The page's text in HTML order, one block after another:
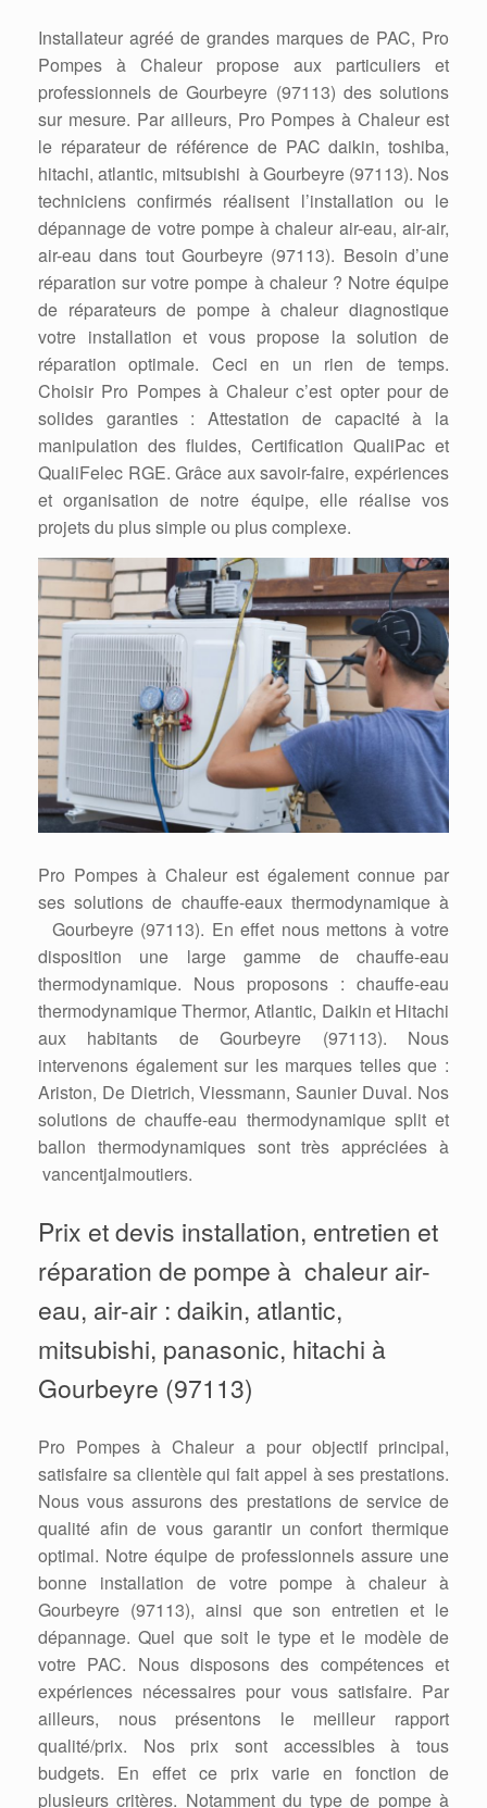
Installateur agréé de grandes marques de PAC, Pro
Pompes à Chaleur propose aux particuliers et
professionnels de Gourbeyre (97113) des solutions
sur mesure. Par ailleurs, Pro Pompes à Chaleur est
le réparateur de référence de PAC daikin, toshiba,
hitachi, atlantic, mitsubishi à Gourbeyre (97113). Nos
techniciens confirmés réalisent l’installation ou le
dépannage de votre pompe à chaleur air-eau, air-air,
air-eau dans tout Gourbeyre (97113). Besoin d’une
réparation sur votre pompe à chaleur ? Notre équipe
de réparateurs de pompe à chaleur diagnostique
votre installation et vous propose la solution de
réparation optimale. Ceci en un rien de temps.
Choisir Pro Pompes à Chaleur c’est opter pour de
solides garanties : Attestation de capacité à la
manipulation des fluides, Certification QualiPac et
QualiFelec RGE. Grâce aux savoir-faire, expériences
et organisation de notre équipe, elle réalise vos
projets du plus simple ou plus complexe.
Pro Pompes à Chaleur est également connue par
ses solutions de chauffe-eaux thermodynamique à
Gourbeyre (97113). En effet nous mettons à votre
disposition une large gamme de chauffe-eau
thermodynamique. Nous proposons : chauffe-eau
thermodynamique Thermor, Atlantic, Daikin et Hitachi
aux habitants de Gourbeyre (97113). Nous
intervenons également sur les marques telles que :
Ariston, De Dietrich, Viessmann, Saunier Duval. Nos
solutions de chauffe-eau thermodynamique split et
ballon thermodynamiques sont très appréciées à
vancentjalmoutiers.
Prix et devis installation, entretien et
réparation de pompe à chaleur air-
eau, air-air : daikin, atlantic,
mitsubishi, panasonic, hitachi à
Gourbeyre (97113)
Pro Pompes à Chaleur a pour objectif principal,
satisfaire sa clientèle qui fait appel à ses prestations.
Nous vous assurons des prestations de service de
qualité afin de vous garantir un confort thermique
optimal. Notre équipe de professionnels assure une
bonne installation de votre pompe à chaleur à
Gourbeyre (97113), ainsi que son entretien et le
dépannage. Quel que soit le type et le modèle de
votre PAC. Nous disposons des compétences et
expériences nécessaires pour vous satisfaire. Par
ailleurs, nous présentons le meilleur rapport
qualité/prix. Nos prix sont accessibles à tous
budgets. En effet ce prix varie en fonction de
plusieurs critères. Notamment du type de pompe à